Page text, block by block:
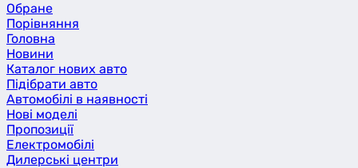
Обране
Порівняння
Головна
Новини
Каталог нових авто
Підібрати авто
Автомобілі в наявності
Нові моделі
Пропозиції
Eлектромобілі
Дилерські центри